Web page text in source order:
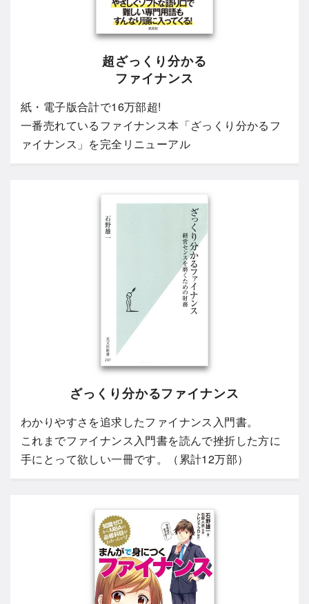
超ざっくり分かる
ファイナンス
紙・電子版合計で16万部超!
一番売れているファイナンス本「ざっくり分かるフ
ァイナンス」を完全リニューアル
ざっくり分かるファイナンス
わかりやすさを追求したファイナンス入門書。
これまでファイナンス入門書を読んで挫折した方に
手にとって欲しい一冊です。（累計12万部）